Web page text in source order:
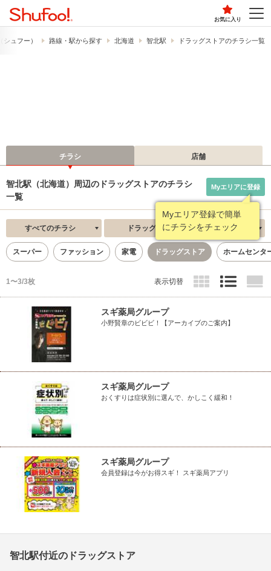
お気に入り
ュフー） 路線・駅から探す 北海道 智北駅 ドラッグストアのチラシ一覧
チラシ 店舗
智北駅（北海道）周辺のドラッグストアのチラシ
一覧
Myエリア登録で簡単
にチラシをチェック
Myエリアに登録
すべてのチラシ ドラッグストア 新着順
スーパー ファッション 家電 ドラッグストア ホームセンタ
1〜3/3枚 表示切替
スギ薬局グループ
小野賢章のビビビ！【アーカイブのご案内】
スギ薬局グループ
おくすりは症状別に選んで、かしこく緩和！
スギ薬局グループ
会員登録は今がお得スギ！ スギ薬局アプリ
智北駅付近のドラッグストア